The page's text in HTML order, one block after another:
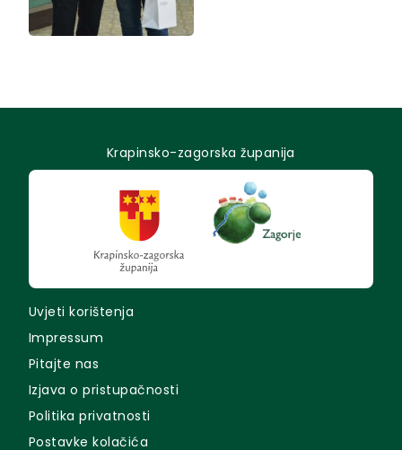
Krapinsko-zagorska županija
Uvjeti korištenja
Impressum
Pitajte nas
Izjava o pristupačnosti
Politika privatnosti
Postavke kolačića